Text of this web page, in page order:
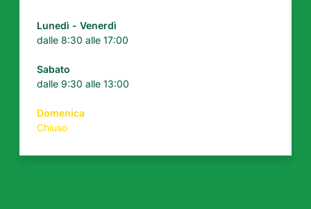
Lunedì - Venerdì
dalle 8:30 alle 17:00
Sabato
dalle 9:30 alle 13:00
Domenica
Chiuso